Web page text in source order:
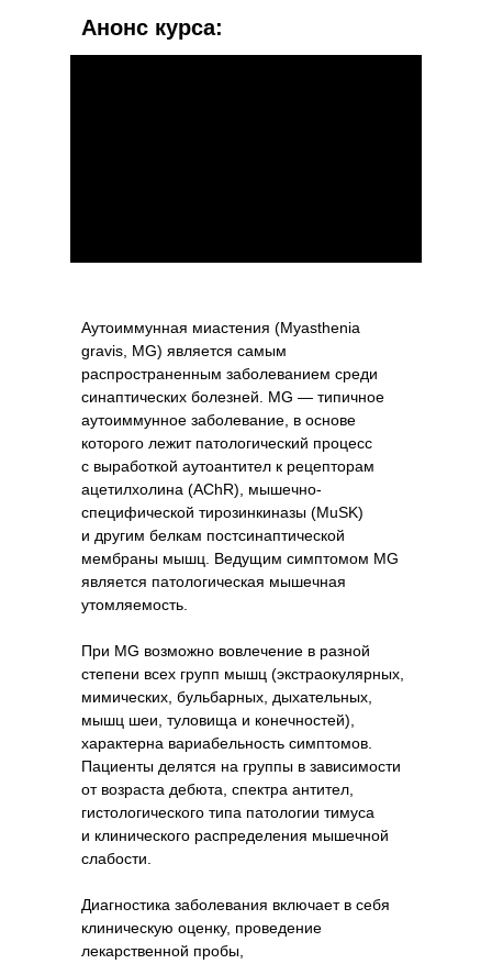
Аутоиммунная миастения (Myasthenia
gravis, MG) является самым
распространенным заболеванием среди
синаптических болезней. MG — типичное
аутоиммунное заболевание, в основе
которого лежит патологический процесс
с выработкой аутоантител к рецепторам
ацетилхолина (AChR), мышечно-
специфической тирозинкиназы (MuSK)
и другим белкам постсинаптической
мембраны мышц. Ведущим симптомом MG
является патологическая мышечная
утомляемость.
При MG возможно вовлечение в разной
степени всех групп мышц (экстраокулярных,
мимических, бульбарных, дыхательных,
мышц шеи, туловища и конечностей),
характерна вариабельность симптомов.
Пациенты делятся на группы в зависимости
от возраста дебюта, спектра антител,
гистологического типа патологии тимуса
и клинического распределения мышечной
слабости.
Диагностика заболевания включает в себя
клиническую оценку, проведение
лекарственной пробы,
Анонс курса: